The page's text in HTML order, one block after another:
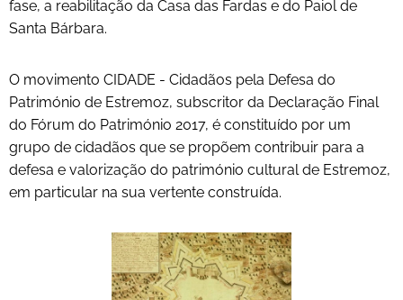
fase, a reabilitação da Casa das Fardas e do Paiol de
Santa Bárbara.
O movimento CIDADE - Cidadãos pela Defesa do
Património de Estremoz, subscritor da Declaração Final
do Fórum do Património 2017, é constituído por um
grupo de cidadãos que se propõem contribuir para a
defesa e valorização do património cultural de Estremoz,
em particular na sua vertente construída.